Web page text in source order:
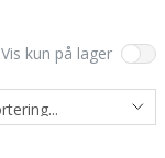
Vis kun på lager